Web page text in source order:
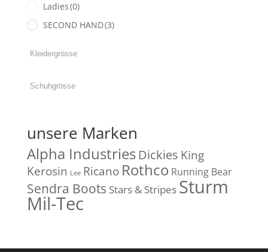
Ladies(0)
SECOND HAND(3)
unsere Marken
Alpha Industries Dickies King
Kerosin Lee Ricano Rothco Running Bear
Sendra Boots Stars & Stripes Sturm
Mil-Tec